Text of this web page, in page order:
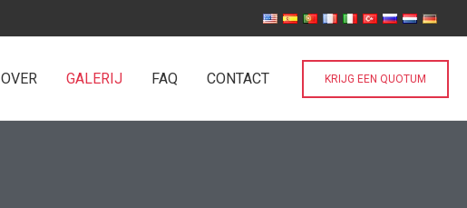
OVER GALERIJ FAQ CONTACT KRIJG EEN QUOTUM